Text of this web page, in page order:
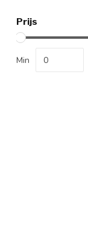
Prijs
Min